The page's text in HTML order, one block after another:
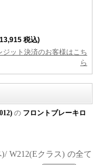
税込)
ジット決済のお客様はこち
ら
の フロントブレーキロ
W212(Eクラス) の全て